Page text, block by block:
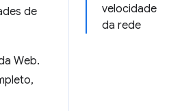
velocidade
da rede
de
Web.